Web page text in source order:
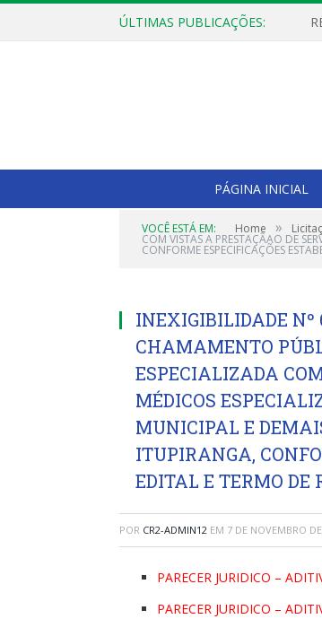
ÚLTIMAS PUBLICAÇÕES:
PÁGINA INICIAL
VOCÊ ESTÁ EM: Home »
COM VISTAS A PRESTAÇÃAO DE
CONFORME ESPECIFICAÇÕES
INEXIGIBILIDADE
CHAMAMENTO
ESPECIALIZADA
MÉDICOS
MUNICIPAL E
ITUPIRANGA,
EDITAL E TERMO DE
POR CR2-ADMIN12 EM 7 DE NOVEMBRO
PARECER JURIDICO –
PARECER JURIDICO –